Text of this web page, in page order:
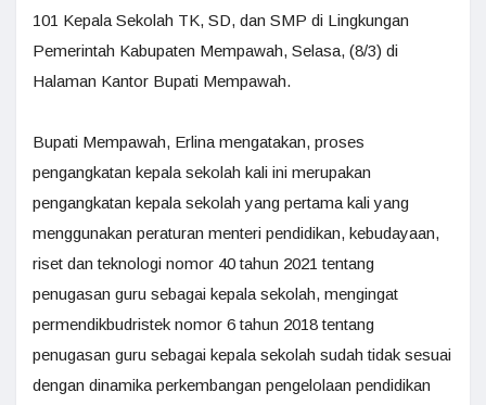
101 Kepala Sekolah TK, SD, dan SMP di Lingkungan
Pemerintah Kabupaten Mempawah, Selasa, (8/3) di
Halaman Kantor Bupati Mempawah.
Bupati Mempawah, Erlina mengatakan, proses
pengangkatan kepala sekolah kali ini merupakan
pengangkatan kepala sekolah yang pertama kali yang
menggunakan peraturan menteri pendidikan, kebudayaan,
riset dan teknologi nomor 40 tahun 2021 tentang
penugasan guru sebagai kepala sekolah, mengingat
permendikbudristek nomor 6 tahun 2018 tentang
penugasan guru sebagai kepala sekolah sudah tidak sesuai
dengan dinamika perkembangan pengelolaan pendidikan